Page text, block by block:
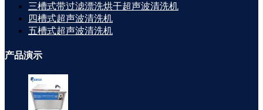
三槽式带过滤漂洗烘干超声波清洗机
四槽式超声波清洗机
五槽式超声波清洗机
产品演示